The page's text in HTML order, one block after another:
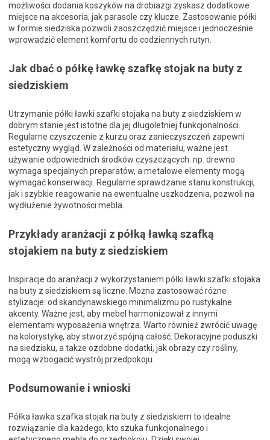
możliwości dodania koszyków na drobiazgi zyskasz dodatkowe
miejsce na akcesoria, jak parasole czy klucze. Zastosowanie półki
w formie siedziska pozwoli zaoszczędzić miejsce i jednocześnie
wprowadzić element komfortu do codziennych rutyn.
Jak dbać o półkę ławkę szafkę stojak na buty z
siedziskiem
Utrzymanie półki ławki szafki stojaka na buty z siedziskiem w
dobrym stanie jest istotne dla jej długoletniej funkcjonalności.
Regularne czyszczenie z kurzu oraz zanieczyszczeń zapewni
estetyczny wygląd. W zależności od materiału, ważne jest
używanie odpowiednich środków czyszczących: np. drewno
wymaga specjalnych preparatów, a metalowe elementy mogą
wymagać konserwacji. Regularne sprawdzanie stanu konstrukcji,
jak i szybkie reagowanie na ewentualne uszkodzenia, pozwoli na
wydłużenie żywotności mebla.
Przykłady aranżacji z półką ławką szafką
stojakiem na buty z siedziskiem
Inspiracje do aranżacji z wykorzystaniem półki ławki szafki stojaka
na buty z siedziskiem są liczne. Można zastosować różne
stylizacje: od skandynawskiego minimalizmu po rustykalne
akcenty. Ważne jest, aby mebel harmonizował z innymi
elementami wyposażenia wnętrza. Warto również zwrócić uwagę
na kolorystykę, aby stworzyć spójną całość. Dekoracyjne poduszki
na siedzisku, a także ozdobne dodatki, jak obrazy czy rośliny,
mogą wzbogacić wystrój przedpokoju.
Podsumowanie i wnioski
Półka ławka szafka stojak na buty z siedziskiem to idealne
rozwiązanie dla każdego, kto szuka funkcjonalnego i